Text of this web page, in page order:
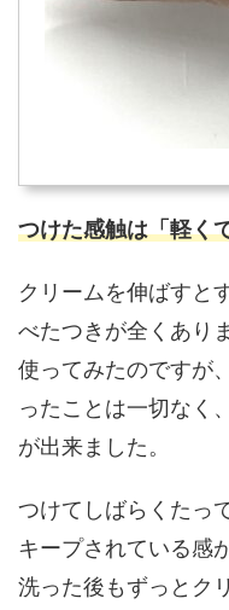
つけた感触は「軽く
クリームを伸ばすと
べたつきが全くあり
使ってみたのですが
ったことは一切なく
が出来ました。
つけてしばらくたっ
キープされている感
洗った後もずっとク